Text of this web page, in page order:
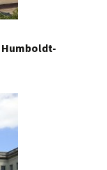
Humboldt-